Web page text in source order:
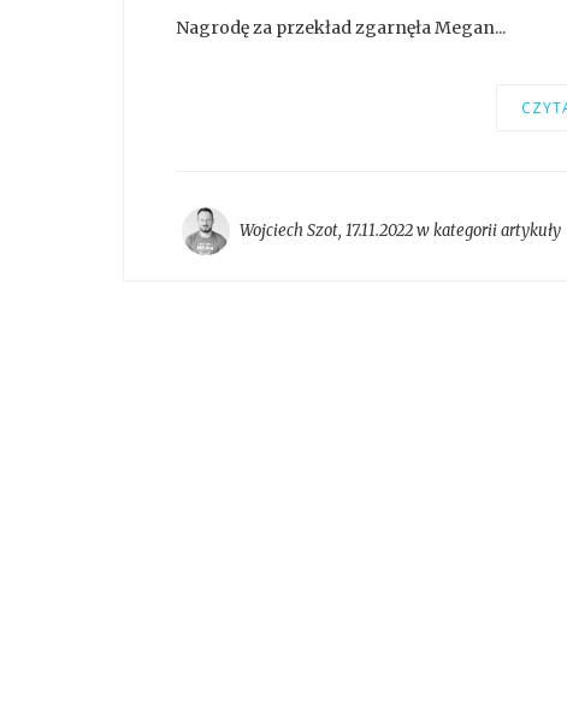
Nagrodę za przekład zgarnęła Megan...
Wojciech Szot, 17.11.2022 w kategoriiartykuły